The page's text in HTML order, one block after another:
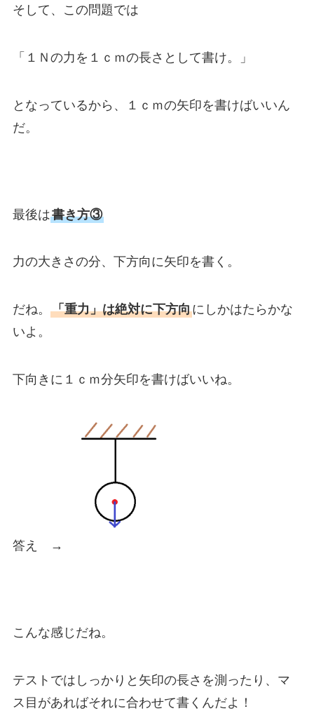
そして、この問題では
「１Ｎの力を１ｃｍの長さとして書け。」
となっているから、１ｃｍの矢印を書けばいいん
だ。
最後は書き方③
力の大きさの分、下方向に矢印を書く。
だね。 「重力」は絶対に下方向にしかはたらかな
いよ。
下向きに１ｃｍ分矢印を書けばいいね。
答え →
こんな感じだね。
テストではしっかりと矢印の長さを測ったり、マ
ス目があればそれに合わせて書くんだよ！